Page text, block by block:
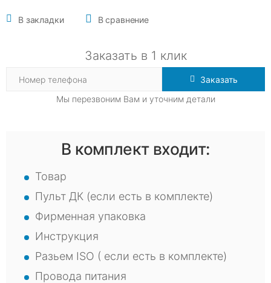
В закладки В сравнение
Заказать в 1 клик
Заказать
Мы перезвоним Вам и уточним детали
В комплект входит:
Товар
Пульт ДК (если есть в комплекте)
Фирменная упаковка
Инструкция
Разьем ISO ( если есть в комплекте)
Провода питания